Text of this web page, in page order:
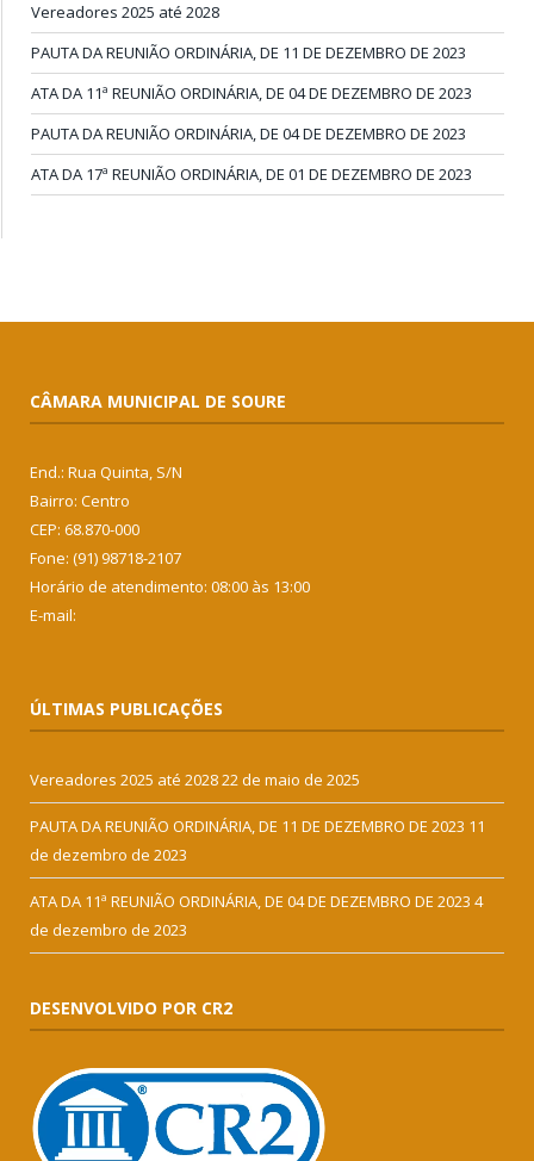
Vereadores 2025 até 2028
PAUTA DA REUNIÃO ORDINÁRIA, DE 11 DE DEZEMBRO DE 2023
ATA DA 11ª REUNIÃO ORDINÁRIA, DE 04 DE DEZEMBRO DE 2023
PAUTA DA REUNIÃO ORDINÁRIA, DE 04 DE DEZEMBRO DE 2023
ATA DA 17ª REUNIÃO ORDINÁRIA, DE 01 DE DEZEMBRO DE 2023
CÂMARA MUNICIPAL DE SOURE
End.: Rua Quinta, S/N
Bairro: Centro
CEP: 68.870-000
Fone: (91) 98718-2107
Horário de atendimento: 08:00 às 13:00
E-mail:
ÚLTIMAS PUBLICAÇÕES
Vereadores 2025 até 202822 de maio de 2025
PAUTA DA REUNIÃO ORDINÁRIA, DE 11 DE DEZEMBRO DE 2023 11
de dezembro de 2023
ATA DA 11ª REUNIÃO ORDINÁRIA, DE 04 DE DEZEMBRO DE 2023 4
de dezembro de 2023
DESENVOLVIDO POR CR2